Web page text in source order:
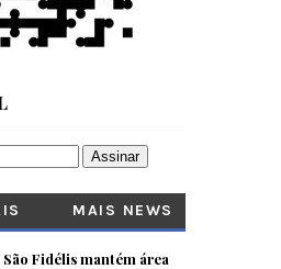
MAIS NEWS
Fidélis mantém área